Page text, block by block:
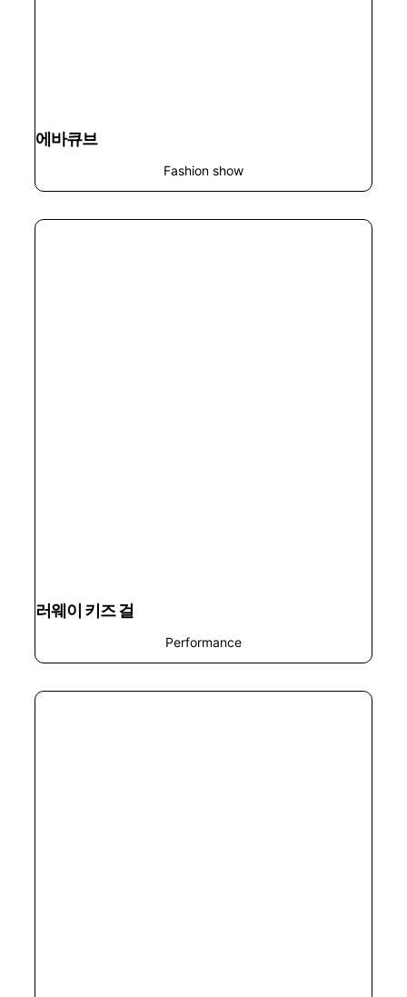
에바큐브
Fashion show
러웨이 키즈 걸
Performance